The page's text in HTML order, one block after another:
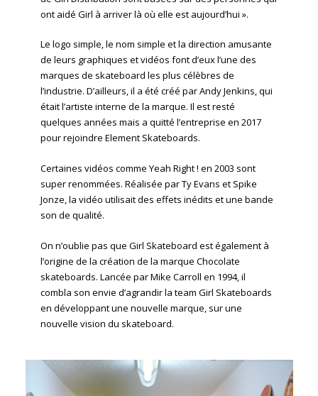
ont aidé Girl à arriver là où elle est aujourd’hui ».
Le logo simple, le nom simple et la direction amusante
de leurs graphiques et vidéos font d’eux l’une des
marques de skateboard les plus célèbres de
l’industrie. D’ailleurs, il a été créé par Andy Jenkins, qui
était l’artiste interne de la marque. Il est resté
quelques années mais a quitté l’entreprise en 2017
pour rejoindre Element Skateboards.
Certaines vidéos comme Yeah Right ! en 2003 sont
super renommées. Réalisée par Ty Evans et Spike
Jonze, la vidéo utilisait des effets inédits et une bande
son de qualité.
On n’oublie pas que Girl Skateboard est également à
l’origine de la création de la marque Chocolate
skateboards. Lancée par Mike Carroll en 1994, il
combla son envie d’agrandir la team Girl Skateboards
en développant une nouvelle marque, sur une
nouvelle vision du skateboard.